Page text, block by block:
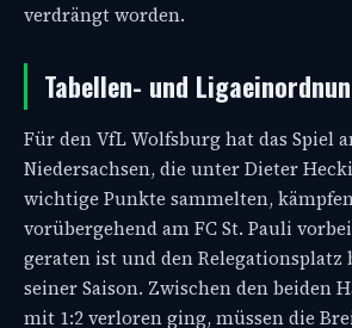
verdrängt worden.
Tabellen- und
Für den VfL Wolfsburg hat das Spiel
Niedersachsen, die unter Dieter
wichtige Punkte sammelten,
vorübergehend am FC St. Pauli
geraten ist und den
seiner Saison. Zwischen den beiden
mit 1:2 verloren ging, müssen die